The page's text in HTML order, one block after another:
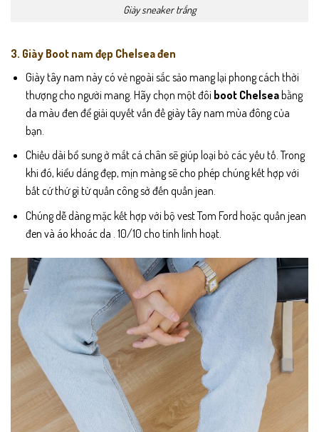
Giày sneaker trắng
3. Giày Boot nam đẹp Chelsea đen
Giày tây nam này có vẻ ngoài sắc sảo mang lại phong cách thời
thượng cho người mang. Hãy chọn một đôi boot Chelseabằng
da màu đen để giải quyết vấn đề giày tây nam mùa đông của
bạn.
Chiều dài bổ sung ở mắt cá chân sẽ giúp loại bỏ các yếu tố. Trong
khi đó, kiểu dáng đẹp, mịn màng sẽ cho phép chúng kết hợp với
bất cứ thứ gì từ quần công sở đến quần jean.
Chúng dễ dàng mặc kết hợp với bộ vest Tom Ford hoặc quần jean
đen và áo khoác da . 10/10 cho tính linh hoạt.